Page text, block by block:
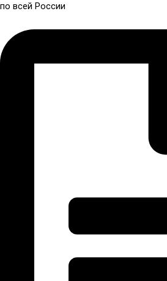
по всей России